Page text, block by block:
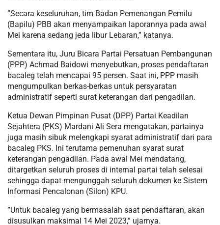
”Secara keseluruhan, tim Badan Pemenangan Pemilu
(Bapilu) PBB akan menyampaikan laporannya pada awal
Mei karena sedang jeda libur Lebaran,” katanya.
Sementara itu, Juru Bicara Partai Persatuan Pembangunan
(PPP) Achmad Baidowi menyebutkan, proses pendaftaran
bacaleg telah mencapai 95 persen. Saat ini, PPP masih
mengumpulkan berkas-berkas untuk persyaratan
administratif seperti surat keterangan dari pengadilan.
Ketua Dewan Pimpinan Pusat (DPP) Partai Keadilan
Sejahtera (PKS) Mardani Ali Sera mengatakan, partainya
juga masih sibuk melengkapi syarat administratif dari para
bacaleg PKS. Ini terutama pemenuhan syarat surat
keterangan pengadilan. Pada awal Mei mendatang,
ditargetkan seluruh proses di internal partai telah selesai
sehingga dapat mengunggah seluruh dokumen ke Sistem
Informasi Pencalonan (Silon) KPU.
”Untuk bacaleg yang bermasalah saat pendaftaran, akan
disusulkan maksimal 14 Mei 2023,” ujarnya.